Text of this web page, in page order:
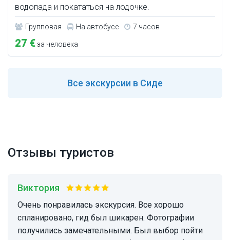
водопада и покататься на лодочке.
Групповая На автобусе 7 часов
27 €за человека
Все экскурсии в Сиде
Отзывы туристов
Виктория
Очень понравилась экскурсия. Все хорошо
спланировано, гид был шикарен. Фотографии
получились замечательными. Был выбор пойти